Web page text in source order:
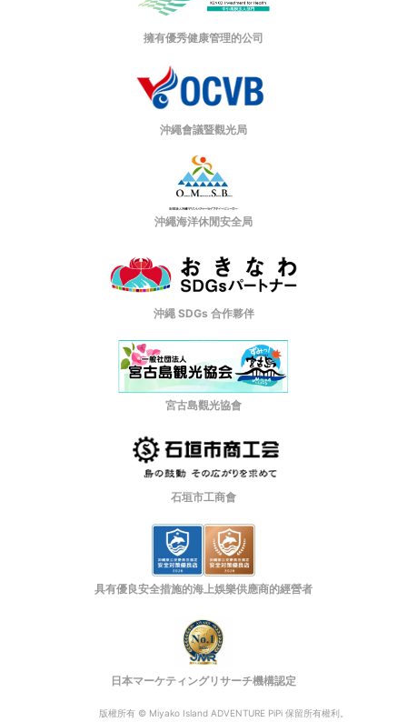
擁有優秀健康管理的公司
沖繩會議暨觀光局
沖繩海洋休閒安全局
沖繩 SDGs 合作夥伴
宮古島觀光協會
石垣市工商會
具有優良安全措施的海上娛樂供應商的經營者
日本マーケティングリサーチ機構認定
版權所有 © Miyako Island ADVENTURE PiPi 保留所有權利。